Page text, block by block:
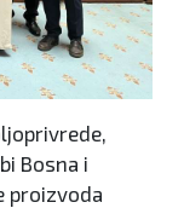
Bosna i
proizvoda